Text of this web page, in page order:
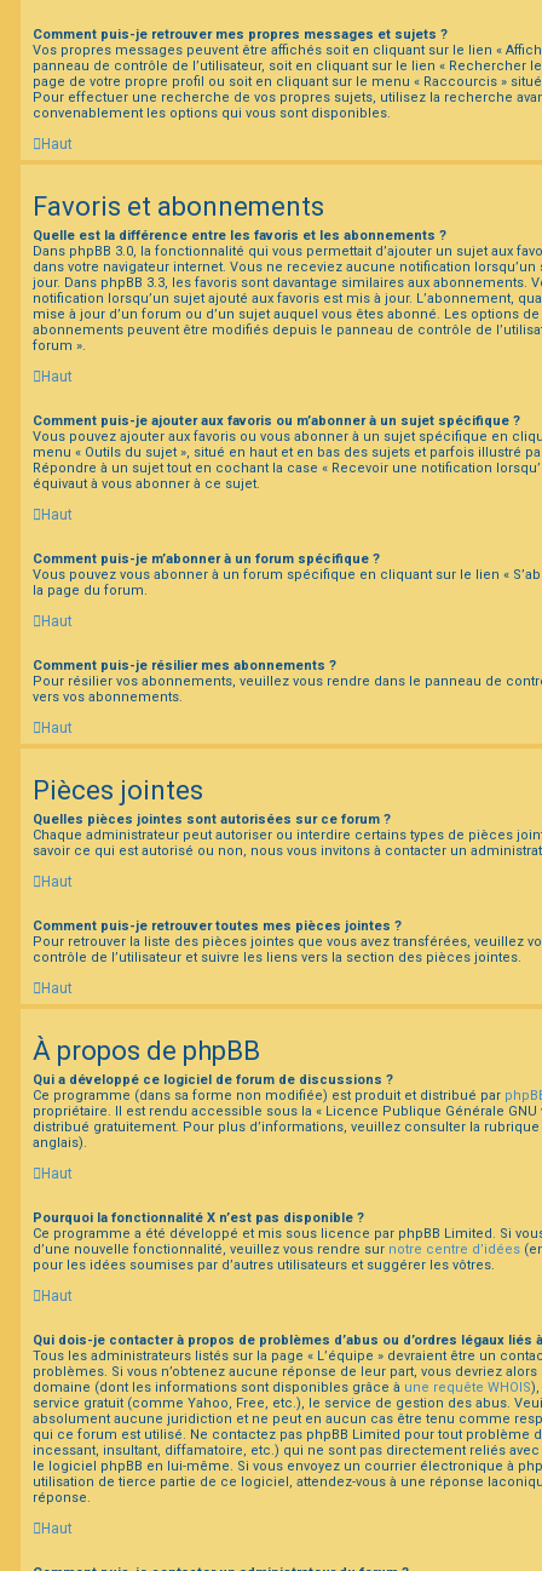
Comment puis-je retrouver mes propres messages et sujets ?
Vos propres messages peuvent être affichés soit en cliquant sur le lien «
panneau de contrôle de l’utilisateur, soit en cliquant sur le lien « Rechercher
page de votre propre profil ou soit en cliquant sur le menu « Raccourcis »
Pour effectuer une recherche de vos propres sujets, utilisez la recherche
convenablement les options qui vous sont disponibles.
Haut
Favoris et abonnements
Quelle est la différence entre les favoris et les abonnements ?
Dans phpBB 3.0, la fonctionnalité qui vous permettait d’ajouter un sujet aux
dans votre navigateur internet. Vous ne receviez aucune notification lorsqu’un
jour. Dans phpBB 3.3, les favoris sont davantage similaires aux abonnements.
notification lorsqu’un sujet ajouté aux favoris est mis à jour. L’abonnement,
mise à jour d’un forum ou d’un sujet auquel vous êtes abonné. Les options
abonnements peuvent être modifiés depuis le panneau de contrôle de
forum ».
Haut
Comment puis-je ajouter aux favoris ou m’abonner à un sujet spécifique ?
Vous pouvez ajouter aux favoris ou vous abonner à un sujet spécifique en
menu « Outils du sujet », situé en haut et en bas des sujets et parfois illustré
Répondre à un sujet tout en cochant la case « Recevoir une notification
équivaut à vous abonner à ce sujet.
Haut
Comment puis-je m’abonner à un forum spécifique ?
Vous pouvez vous abonner à un forum spécifique en cliquant sur le lien «
la page du forum.
Haut
Comment puis-je résilier mes abonnements ?
Pour résilier vos abonnements, veuillez vous rendre dans le panneau de
vers vos abonnements.
Haut
Pièces jointes
Quelles pièces jointes sont autorisées sur ce forum ?
Chaque administrateur peut autoriser ou interdire certains types de pièces
savoir ce qui est autorisé ou non, nous vous invitons à contacter un
Haut
Comment puis-je retrouver toutes mes pièces jointes ?
Pour retrouver la liste des pièces jointes que vous avez transférées, veuillez
contrôle de l’utilisateur et suivre les liens vers la section des pièces jointes.
Haut
À propos de phpBB
Qui a développé ce logiciel de forum de discussions ?
Ce programme (dans sa forme non modifiée) est produit et distribué par
propriétaire. Il est rendu accessible sous la « Licence Publique Générale GNU
distribué gratuitement. Pour plus d’informations, veuillez consulter la
anglais).
Haut
Pourquoi la fonctionnalité X n’est pas disponible ?
Ce programme a été développé et mis sous licence par phpBB Limited. Si
d’une nouvelle fonctionnalité, veuillez vous rendre sur notre centre d’idées
pour les idées soumises par d’autres utilisateurs et suggérer les vôtres.
Haut
Qui dois-je contacter à propos de problèmes d’abus ou d’ordres légaux liés
Tous les administrateurs listés sur la page « L’équipe » devraient être un
problèmes. Si vous n’obtenez aucune réponse de leur part, vous devriez
domaine (dont les informations sont disponibles grâce à une requête WHOIS
service gratuit (comme Yahoo, Free, etc.), le service de gestion des abus.
absolument aucune juridiction et ne peut en aucun cas être tenu comme
qui ce forum est utilisé. Ne contactez pas phpBB Limited pour tout problème
incessant, insultant, diffamatoire, etc.) qui ne sont pas directement reliés
le logiciel phpBB en lui-même. Si vous envoyez un courrier électronique à
utilisation de tierce partie de ce logiciel, attendez-vous à une réponse
réponse.
Haut